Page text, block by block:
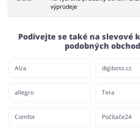
výprodeje
Podívejte se také na slevové
podobných
Alza
allegro
Comfor
digiboss.cz
Tera
Počítače24